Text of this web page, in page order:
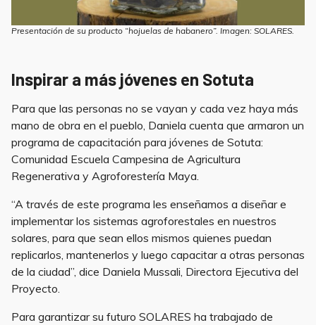
Presentación de su producto “hojuelas de habanero”. Imagen: SOLARES.
Inspirar a más jóvenes en Sotuta
Para que las personas no se vayan y cada vez haya más
mano de obra en el pueblo, Daniela cuenta que armaron un
programa de capacitación para jóvenes de Sotuta:
Comunidad Escuela Campesina de Agricultura
Regenerativa y Agroforestería Maya.
“A través de este programa les enseñamos a diseñar e
implementar los sistemas agroforestales en nuestros
solares, para que sean ellos mismos quienes puedan
replicarlos, mantenerlos y luego capacitar a otras personas
de la ciudad”, dice Daniela Mussali, Directora Ejecutiva del
Proyecto.
Para garantizar su futuro SOLARES ha trabajado de